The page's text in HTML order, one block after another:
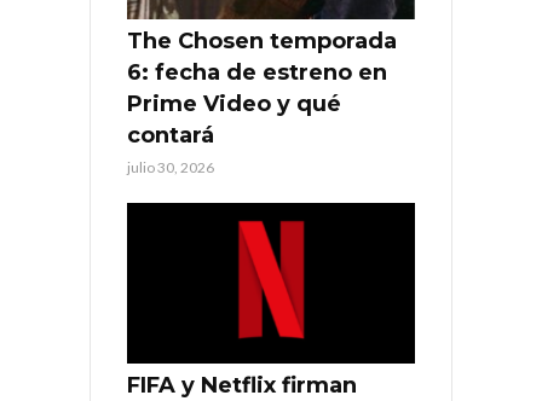
The Chosen temporada
6: fecha de estreno en
Prime Video y qué
contará
julio 30, 2026
FIFA y Netflix firman